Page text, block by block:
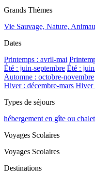
Grands Thèmes
Vie Sauvage, Nature,
Dates
Printemps : avril-mai
Été : juin-septembre Été :
Automne : octobre-novembre
Hiver : décembre-mars Hiver
Types de séjours
hébergement en gîte ou chalet
Voyages Scolaires
Voyages Scolaires
Destinations